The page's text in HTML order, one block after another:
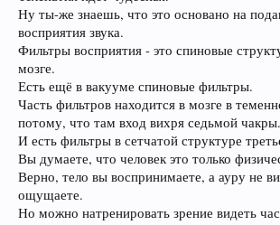
Ну ты-же знаешь, что это основано на
восприятия звука.
Фильтры восприятия - это спиновые
мозге.
Есть ещё в вакууме спиновые фильтры.
Часть фильтров находится в мозге в
потому, что там вход вихря седьмой чакры.
И есть фильтры в сетчатой структуре
Вы думаете, что человек это только
Верно, тело вы воспринимаете, а ауру не
ощущаете.
Но можно натренировать зрение видеть